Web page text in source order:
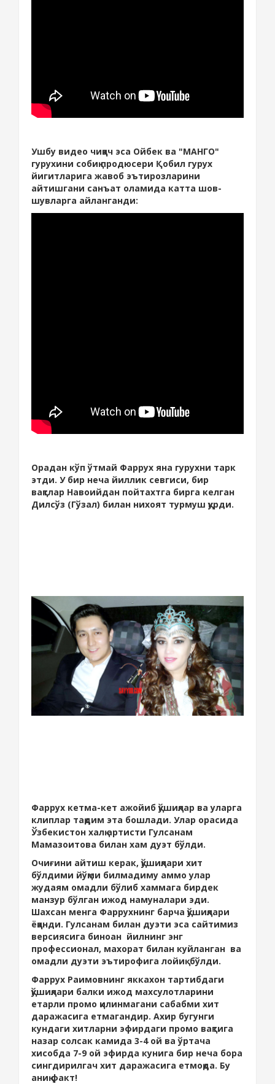
Ушбу видео чиққач эса Ойбек ва "МАНГО"
гурухини собиқ продюсери Қобил гурух
йигитларига жавоб эътирозларини
айтишгани санъат оламида катта шов-
шувларга айланганди:
Орадан кўп ўтмай Фаррух яна гурухни тарк
этди. У бир неча йиллик севгиси, бир
вақтлар Навоийдан пойтахтга бирга келган
Дилсўз (Гўзал) билан нихоят турмуш қурди.
Фаррух кетма-кет ажойиб қўшиқлар ва уларга
клиплар тақдим эта бошлади. Улар орасида
Ўзбекистон халқ артисти Гулсанам
Мамазоитова билан хам дуэт бўлди.
Очиғини айтиш керак, қўшиқлари хит
бўлдими йўқми билмадиму аммо улар
жудаям омадли бўлиб хаммага бирдек
манзур бўлган ижод намуналари эди.
Шахсан менга Фаррухнинг барча қўшиқлари
ёққанди. Гулсанам билан дуэти эса сайтимиз
версиясига биноан йилнинг энг
профессионал, махорат билан куйланган ва
омадли дуэти эътирофига лойиқ бўлди.
Фаррух Раимовнинг яккахон тартибдаги
қўшиқлари балки ижод махсулотларини
етарли промо қилинмагани сабабми хит
даражасига етмагандир. Ахир бугунги
кундаги хитларни эфирдаги промо вақтига
назар солсак камида 3-4 ой ва ўртача
хисобда 7-9 ой эфирда кунига бир неча бора
сингдирилгач хит даражасига етмоқда. Бу
аниқ факт!